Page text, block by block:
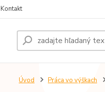
Kontakt
Úvod Práca vo výškach